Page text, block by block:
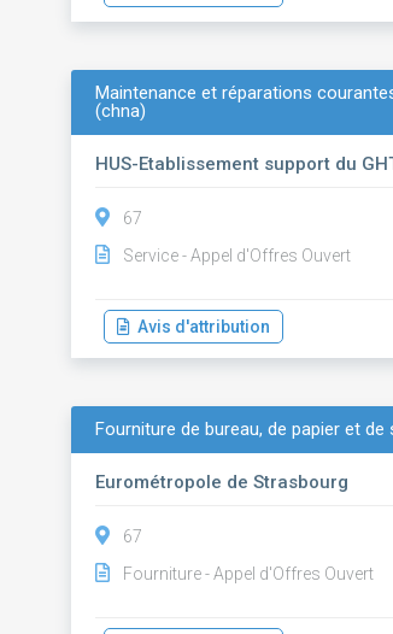
Maintenance et réparations
(chna)
HUS-Etablissement support du
67
Service - Appel d'Offres Ouvert
Avis d'attribution
Fourniture de bureau, de papier et
Eurométropole de Strasbourg
67
Fourniture - Appel d'Offres Ouvert